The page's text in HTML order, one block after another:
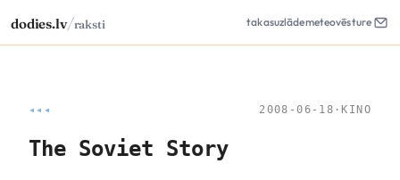
dodies.lv/raksti takasuzlādemeteovēsture
◂◂◂ 2008-06-18 · KINO
The Soviet Story